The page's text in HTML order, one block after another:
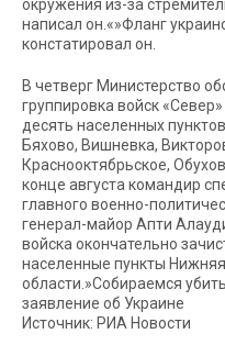
окружения из-за
написал он.«»Фланг
констатировал он.
В четверг Министерство
группировка войск
десять населенных
Бяхово, Вишневка,
Краснооктябрьское,
конце августа командир
главного военно-
генерал-майор Апти
войска окончательно
населенные пункты
области.»Собираемся
заявление об Украине
Источник: РИА Новости